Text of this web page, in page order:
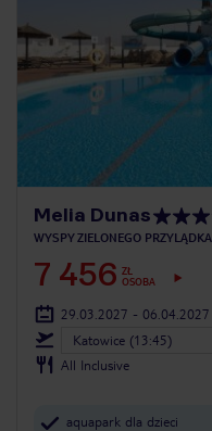
Melia Dunas
WYSPY ZIELONEGO PRZYLĄDKA
7 456 ZŁ
OSOBA
29.03.2027 - 06.04.2027
Katowice (13:45)
All Inclusive
aquapark dla dzieci